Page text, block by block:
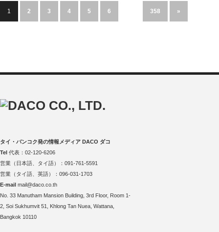
1 2 3 4 5 6 358 »
タイ・バンコク発の情報メディア DACO ダコ
Tel 代表：02-120-6206
営業（日本語、タイ語）：091-761-5591
営業（タイ語、英語）：096-031-1703
E-mail mail@daco.co.th
No. 33 Manutham Mansion Building, 3rd Floor, Room 1-
2, Soi Sukhumvit 51, Khlong Tan Nuea, Wattana,
Bangkok 10110